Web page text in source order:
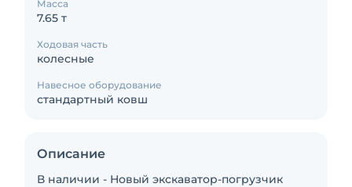
Масса
7.65 т
Ходовая часть
колесные
Навесное оборудование
стандартный ковш
Описание
В наличии - Новый экскаватор-погрузчик